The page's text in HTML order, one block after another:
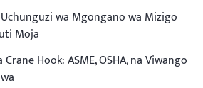
wa Mgongano wa Mizigo
Moja
Hook: ASME, OSHA, na Viwango